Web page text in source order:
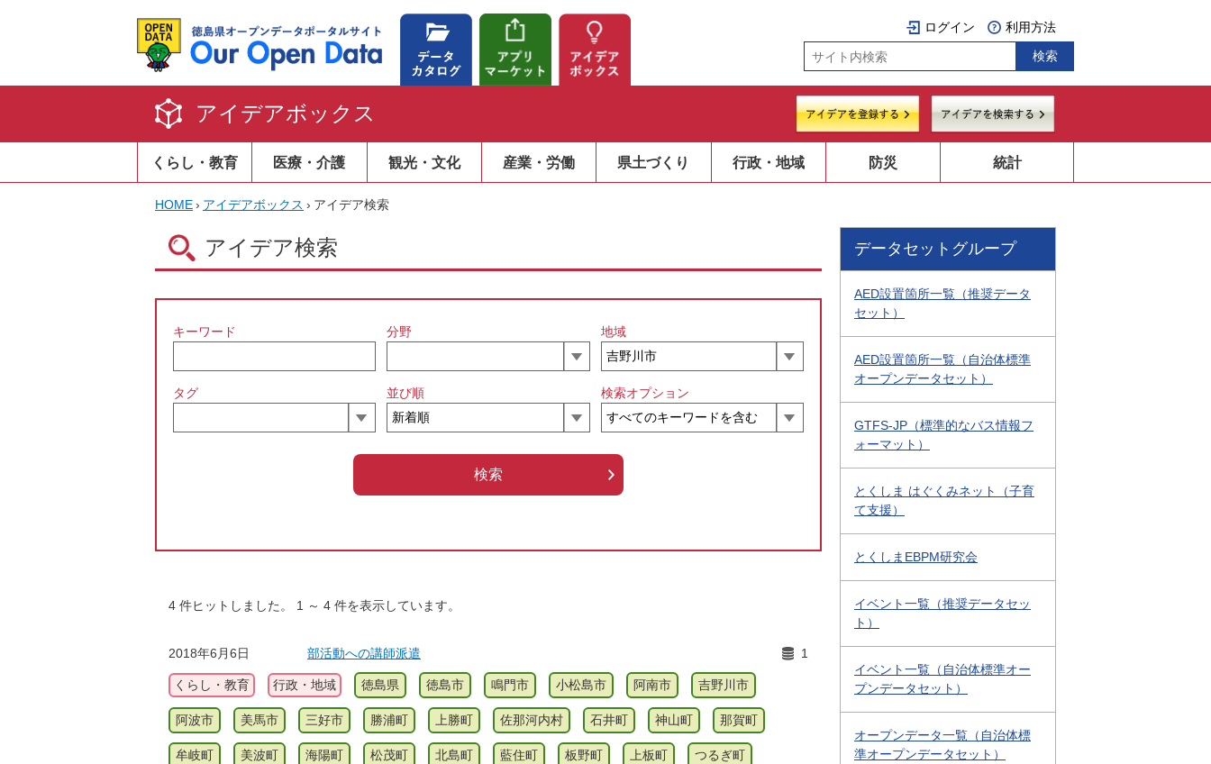
ログイン 利用方法
アイデアボックス
くらし・教育 医療・介護 観光・文化 産業・労働 県土づくり 行政・地域 防災 統計
HOME› アイデアボックス › アイデア検索
アイデア検索
キーワード 分野 地域
タグ 並び順 検索オプション
4 件ヒットしました。 1 ～ 4 件を表示しています。
2018年6月6日 部活動への講師派遣 1
くらし・教育 行政・地域 徳島県 徳島市 鳴門市 小松島市 阿南市 吉野川市
阿波市 美馬市 三好市 勝浦町 上勝町 佐那河内村 石井町 神山町 那賀町
牟岐町 美波町 海陽町 松茂町 北島町 藍住町 板野町 上板町 つるぎ町
データセットグループ
AED設置箇所一覧（推奨データ
セット）
AED設置箇所一覧（自治体標準
オープンデータセット）
GTFS-JP（標準的なバス情報フ
ォーマット）
とくしま はぐくみネット（子育
て支援）
とくしまEBPM研究会
イベント一覧（推奨データセッ
ト）
イベント一覧（自治体標準オー
プンデータセット）
オープンデータ一覧（自治体標
準オープンデータセット）